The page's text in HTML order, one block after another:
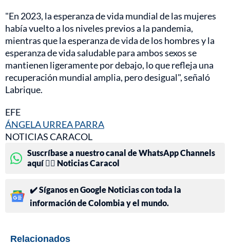
"En 2023, la esperanza de vida mundial de las mujeres
había vuelto a los niveles previos a la pandemia,
mientras que la esperanza de vida de los hombres y la
esperanza de vida saludable para ambos sexos se
mantienen ligeramente por debajo, lo que refleja una
recuperación mundial amplia, pero desigual", señaló
Labrique.
EFE
ÁNGELA URREA PARRA
NOTICIAS CARACOL
Suscríbase a nuestro canal de WhatsApp Channels
aquí 👉🏻 Noticias Caracol
✔️ Síganos en Google Noticias con toda la
información de Colombia y el mundo.
Relacionados